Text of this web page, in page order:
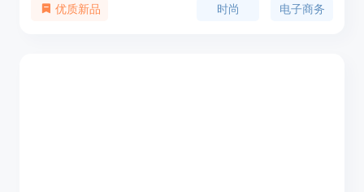
的拍摄。该平台可以轻松定制模特的特征，使其成为
优质新品 时尚 电子商务